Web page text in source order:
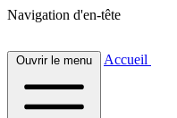
Navigation d'en-tête
Ouvrir le menu Accueil